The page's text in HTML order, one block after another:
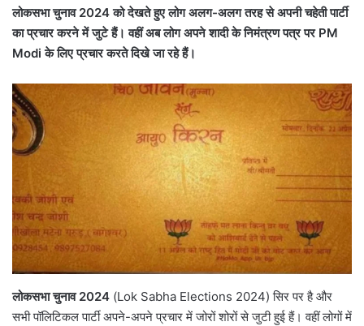
लोकसभा चुनाव 2024 को देखते हुए लोग अलग-अलग तरह से अपनी चहेती पार्टी
का प्रचार करने में जुटे हैं। वहीं अब लोग अपने शादी के निमंत्रण पत्र पर PM
Modi के लिए प्रचार करते दिखे जा रहे हैं।
लोकसभा चुनाव 2024 (Lok Sabha Elections 2024) सिर पर है और
सभी पॉलिटिकल पार्टी अपने-अपने प्रचार में जोरों शोरों से जुटी हुई हैं। वहीं लोगों में